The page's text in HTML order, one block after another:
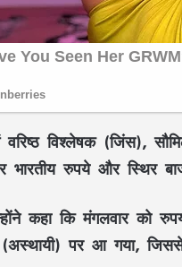
वरिष्ठ विश्लेषक (जिंस),
रुपये और स्थिर
कहा कि मंगलवार
पर आ गया,